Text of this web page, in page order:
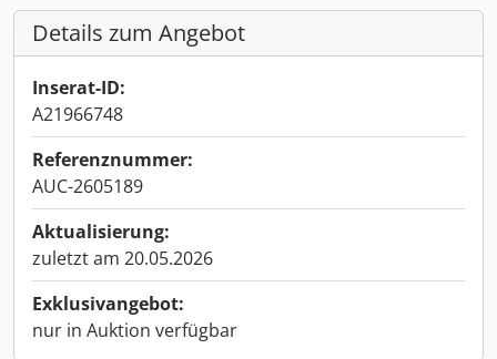
Details zum Angebot
Inserat-ID:
A21966748
Referenznummer:
AUC-2605189
Aktualisierung:
zuletzt am 20.05.2026
Exklusivangebot:
nur in Auktion verfügbar